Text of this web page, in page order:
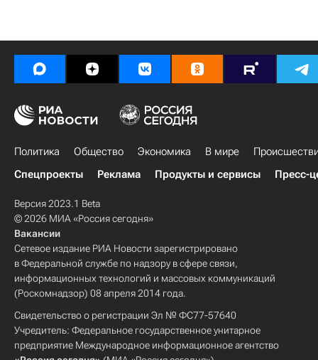
Политика Общество Экономика В мире
Спецпроекты
Реклама Продукты и сервисы Пресс-
Версия 2023.1 Beta
© 2026 МИА «Россия сегодня»
Вакансии
Сетевое издание РИА Новости зарегистрировано
в Федеральной службе по надзору в сфере связи,
информационных технологий и массовых коммуникаций
(Роскомнадзор) 08 апреля 2014 года.
Свидетельство о регистрации Эл № ФС77-57640
Учредитель: Федеральное государственное унитарное
предприятие Международное информационное агентство